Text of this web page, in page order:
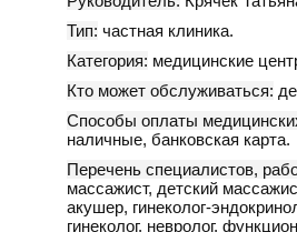
Тип: частная клиника.
Категория: медицинские
Кто может обслуживаться:
Способы оплаты
наличные, банковская карта.
Перечень специалистов,
массажист, детский
акушер, гинеколог-
гинеколог, невролог,